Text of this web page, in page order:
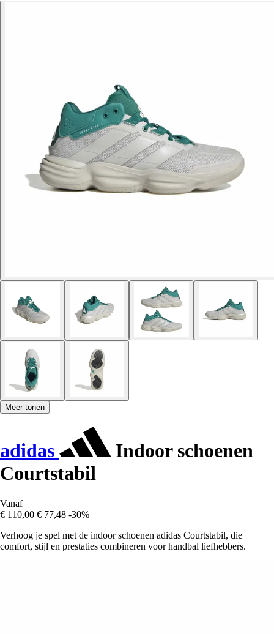
Meer tonen
adidas
Indoor schoenen
Courtstabil
Vanaf
€ 110,00 € 77,48 -30%
Verhoog je spel met de indoor schoenen adidas Courtstabil, die
comfort, stijl en prestaties combineren voor handbal liefhebbers.